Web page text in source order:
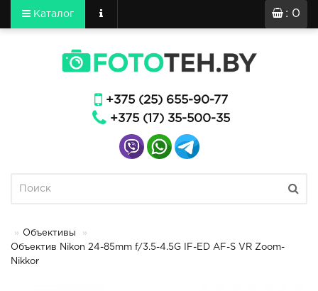
: 0
Каталог
+375 (25) 655-90-77
+375 (17) 35-500-35
Объективы
Объектив Nikon 24-85mm f/3.5-4.5G IF-ED AF-S VR Zoom-
Nikkor